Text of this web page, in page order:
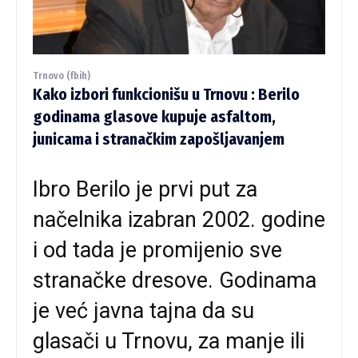
Trnovo (fbih)
Kako izbori funkcionišu u Trnovu : Berilo
godinama glasove kupuje asfaltom,
junicama i stranačkim zapošljavanjem
Ibro Berilo je prvi put za
načelnika izabran 2002. godine
i od tada je promijenio sve
stranačke dresove. Godinama
je već javna tajna da su
glasači u Trnovu, za manje ili